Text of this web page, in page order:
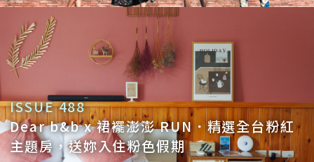
想的旅宿主人，也才會有 Dear b&b 的存
在。
Q：給十歲生日的 Dear b&b 想說的話或祝
福？
A：我自己其實對 Dear b&b 有一些抱歉和
遺憾，覺得應該可以做更好，但疫情這三年
ISSUE 488
Dear b&b x 裙襬澎澎 RUN．精選全台粉紅
主題房，送妳入住粉色假期